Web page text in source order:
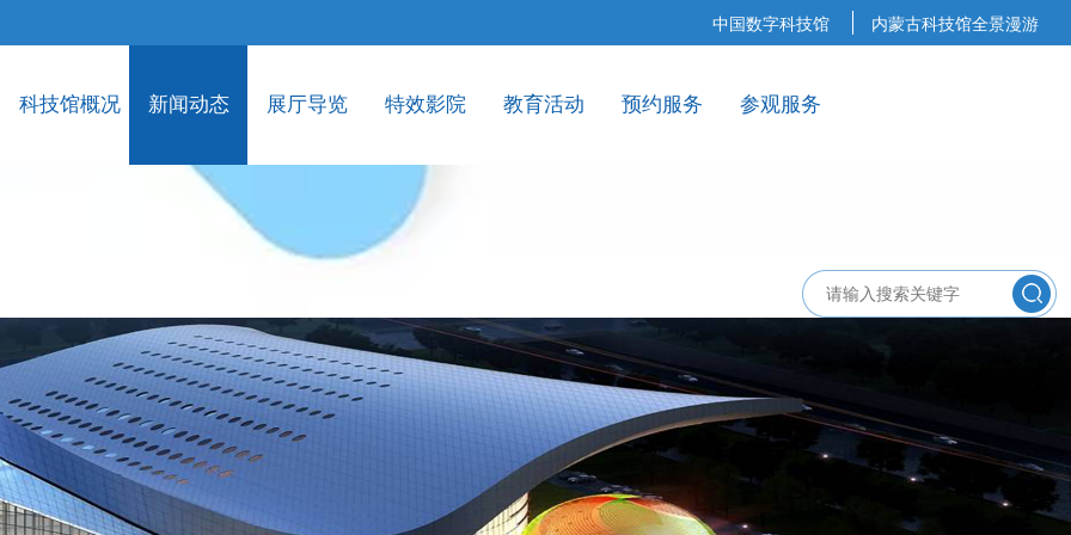
中国数字科技馆 内蒙古科技馆全景漫游
科技馆概况 新闻动态 展厅导览 特效影院 教育活动 预约服务 参观服务